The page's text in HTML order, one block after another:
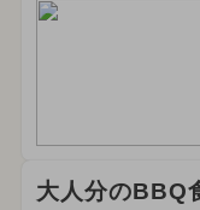
2025年7月の
2026年4月の
2025年5月の
大人分のBBQ